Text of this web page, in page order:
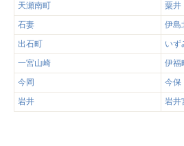
天瀬南町
粟井
石妻
伊島
出石町
いず
一宮山崎
伊福
今岡
今保
岩井
岩井